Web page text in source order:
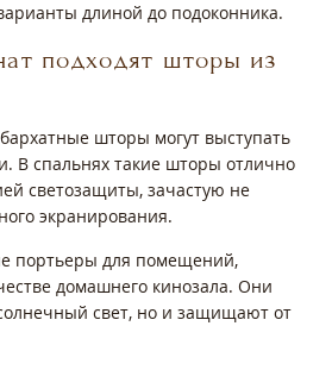
длиной до подоконника.
подходят шторы из
шторы могут выступать
В спальнях такие шторы отлично
светозащиты, зачастую не
экранирования.
портьеры для помещений,
домашнего кинозала. Они
свет, но и защищают от